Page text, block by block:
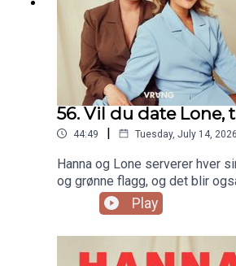
56. Vil du date Lone,
44:49 | Tuesday, July 14, 2026
Hanna og Lone serverer hver
og grønne flagg, og det blir
om hverandre. Litt kaste stein i
men samma det vel! Dersom
er det bare å finne fram
med, for her kommer
Play